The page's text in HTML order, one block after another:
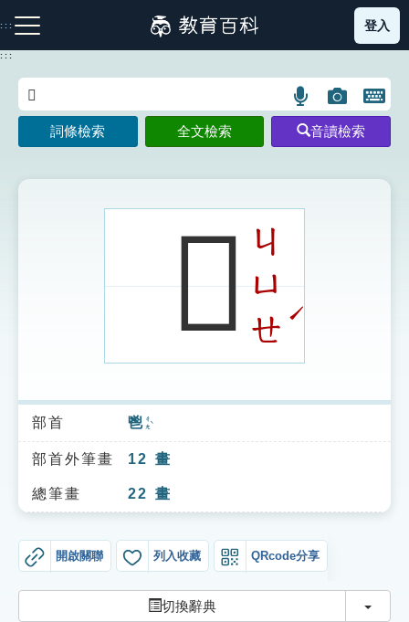
到
主
:::
注音索引圖示 筆畫索引圖示 部首索引表圖示
索引選單
知識索引
單字索引
登入
:::
語
言
搜
示
圖
片
搜
開
鍵
圖
詞條檢索 全文檢索 音讀檢索
𩰧 ㄐ
ㄩ
ㄝ
ˊ
部首 鬯ㄔㄤˋ
部首外筆畫 12 畫
總筆畫 22 畫
開啟關聯 列入收藏 QRcode分享
切換辭典 切換